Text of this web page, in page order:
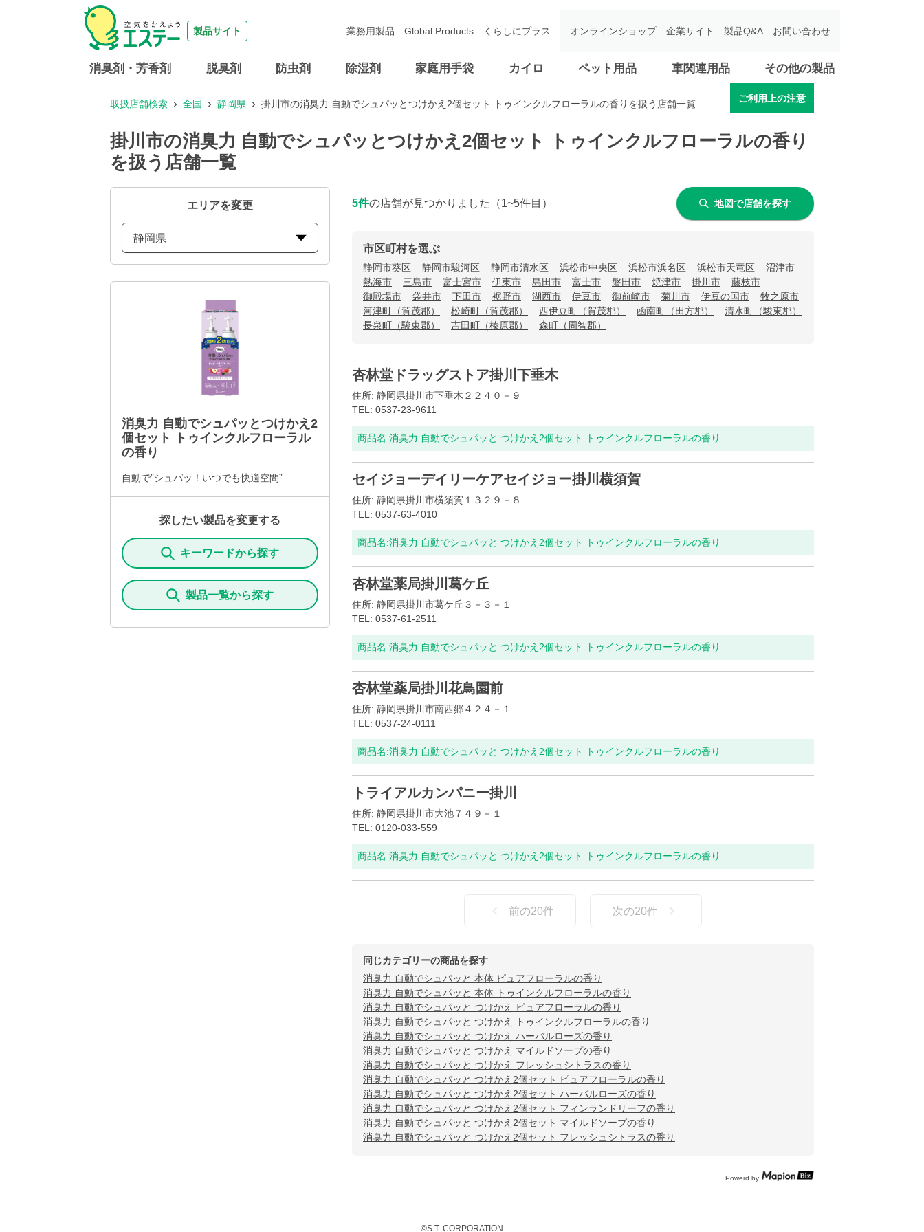
製品サイト
消臭剤・芳香剤 脱臭剤 防虫剤 除湿剤 家庭用手袋 カイロ ペット用品 車関連用品 その他の製品
業務用製品 Global Products くらしにプラス オンラインショップ 企業サイト 製品Q&A お問い合わせ
取扱店舗検索 全国 静岡県 掛川市の消臭力 自動でシュパッとつけかえ2個セット トゥインクルフローラルの香りを扱う店舗一覧
ご利用上の注意
掛川市の消臭力 自動でシュパッとつけかえ2個セット トゥインクルフローラルの香り
を扱う店舗一覧
エリアを変更
静岡県
消臭力 自動でシュパッとつけかえ2
個セット トゥインクルフローラル
の香り
自動で”シュパッ！いつでも快適空間”
探したい製品を変更する
キーワードから探す
製品一覧から探す
5件の店舗が見つかりました （1~5件目） 地図で店舗を探す
市区町村を選ぶ
静岡市葵区 静岡市駿河区 静岡市清水区 浜松市中央区 浜松市浜名区 浜松市天竜区
沼津市
熱海市
三島市 富士宮市 伊東市 島田市 富士市 磐田市 焼津市 掛川市
藤枝市
御殿場市
袋井市 下田市 裾野市 湖西市 伊豆市 御前崎市 菊川市 伊豆の国市
牧之原市
河津町（賀茂郡）
松崎町（賀茂郡） 西伊豆町（賀茂郡） 函南町（田方郡）
清水町（駿東郡）
長泉町（駿東郡）
吉田町（榛原郡） 森町（周智郡）
杏林堂ドラッグストア掛川下垂木
住所: 静岡県掛川市下垂木２２４０－９
TEL: 0537-23-9611
商品名:消臭力 自動でシュパッと つけかえ2個セット トゥインクルフローラルの香り
セイジョーデイリーケアセイジョー掛川横須賀
住所: 静岡県掛川市横須賀１３２９－８
TEL: 0537-63-4010
商品名:消臭力 自動でシュパッと つけかえ2個セット トゥインクルフローラルの香り
杏林堂薬局掛川葛ケ丘
住所: 静岡県掛川市葛ケ丘３－３－１
TEL: 0537-61-2511
商品名:消臭力 自動でシュパッと つけかえ2個セット トゥインクルフローラルの香り
杏林堂薬局掛川花鳥園前
住所: 静岡県掛川市南西郷４２４－１
TEL: 0537-24-0111
商品名:消臭力 自動でシュパッと つけかえ2個セット トゥインクルフローラルの香り
トライアルカンパニー掛川
住所: 静岡県掛川市大池７４９－１
TEL: 0120-033-559
商品名:消臭力 自動でシュパッと つけかえ2個セット トゥインクルフローラルの香り
前の20件 次の20件
同じカテゴリーの商品を探す
消臭力 自動でシュパッと 本体 ピュアフローラルの香り
消臭力 自動でシュパッと 本体 トゥインクルフローラルの香り
消臭力 自動でシュパッと つけかえ ピュアフローラルの香り
消臭力 自動でシュパッと つけかえ トゥインクルフローラルの香り
消臭力 自動でシュパッと つけかえ ハーバルローズの香り
消臭力 自動でシュパッと つけかえ マイルドソープの香り
消臭力 自動でシュパッと つけかえ フレッシュシトラスの香り
消臭力 自動でシュパッと つけかえ2個セット ピュアフローラルの香り
消臭力 自動でシュパッと つけかえ2個セット ハーバルローズの香り
消臭力 自動でシュパッと つけかえ2個セット フィンランドリーフの香り
消臭力 自動でシュパッと つけかえ2個セット マイルドソープの香り
消臭力 自動でシュパッと つけかえ2個セット フレッシュシトラスの香り
Powerd by
©S.T. CORPORATION